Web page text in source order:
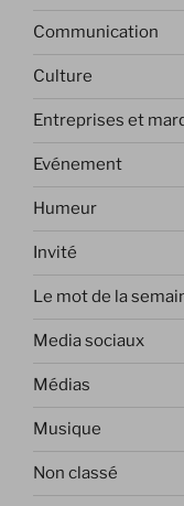
Communication
Culture
Entreprises et
Evénement
Humeur
Invité
Le mot de la
Media sociaux
Médias
Musique
Non classé